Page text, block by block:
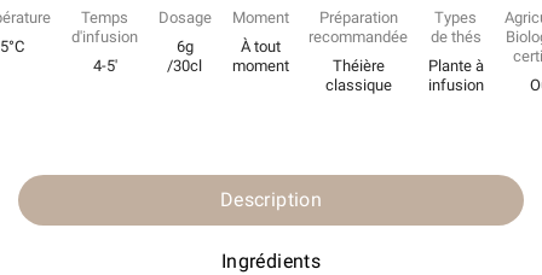
Temps
d'infusion
4-5'
Dosage
6g
/30cl
Moment
À tout
moment
Préparation
recommandée
Théière
classique
Types
de thés
Plante à
infusion
Description
Ingrédients